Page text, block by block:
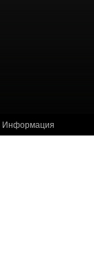
Информация